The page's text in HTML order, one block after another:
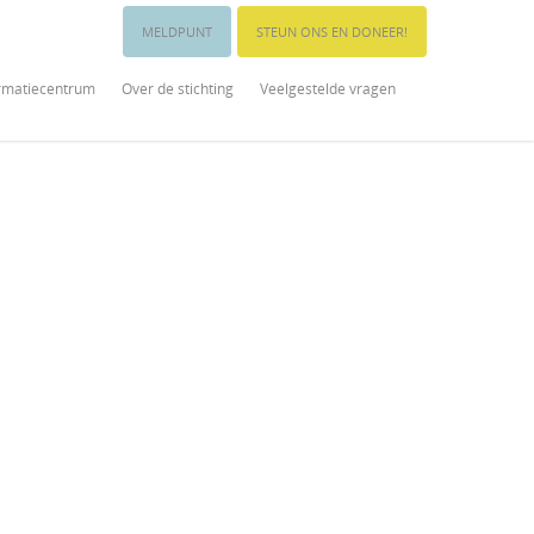
MELDPUNT STEUN ONS EN DONEER!
Over de stichting Veelgestelde vragen